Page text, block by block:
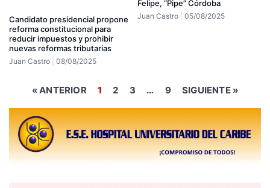
Candidato presidencial propone
reforma constitucional para
reducir impuestos y prohibir
nuevas reformas tributarias
Juan Castro 08/08/2025
Felipe, “Pipe” Córdoba
Juan Castro 05/08/2025
« ANTERIOR 1 2 3 … 9 SIGUIENTE »